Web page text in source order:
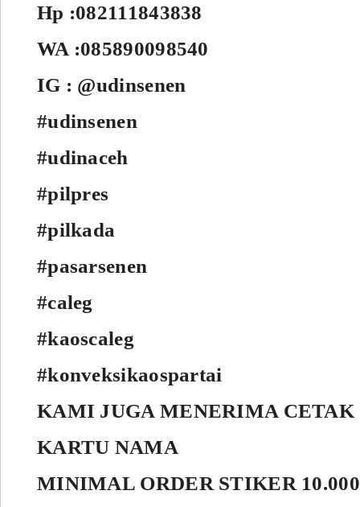
Hp :082111843838
WA :085890098540
IG : @udinsenen
#udinsenen
#udinaceh
#pilpres
#pilkada
#pasarsenen
#caleg
#kaoscaleg
#konveksikaospartai
KAMI JUGA MENERIMA CETAK
KARTU NAMA
MINIMAL ORDER STIKER